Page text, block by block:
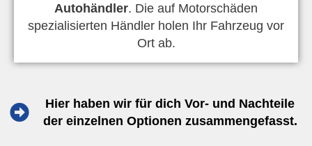
Autohändler. Die auf Motorschäden
spezialisierten Händler holen Ihr Fahrzeug vor
Ort ab.
Hier haben wir für dich Vor- und Nachteile
der einzelnen Optionen zusammengefasst.